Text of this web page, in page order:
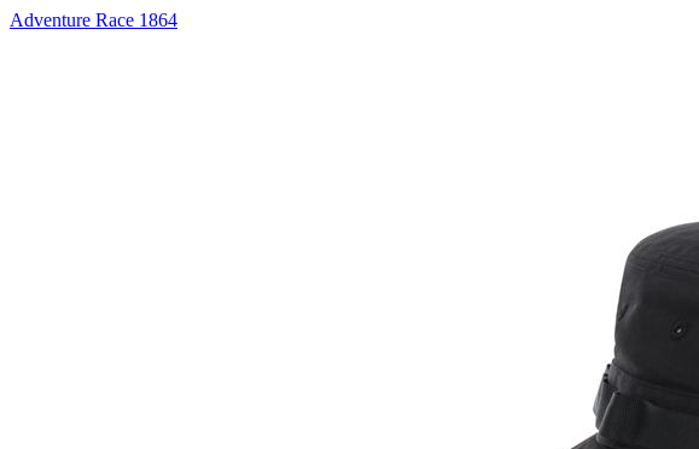
Adventure Race 1864